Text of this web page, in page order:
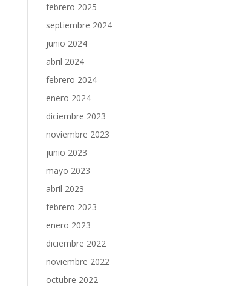
febrero 2025
septiembre 2024
junio 2024
abril 2024
febrero 2024
enero 2024
diciembre 2023
noviembre 2023
junio 2023
mayo 2023
abril 2023
febrero 2023
enero 2023
diciembre 2022
noviembre 2022
octubre 2022